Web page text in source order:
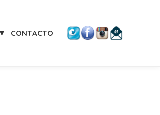
CONTACTO